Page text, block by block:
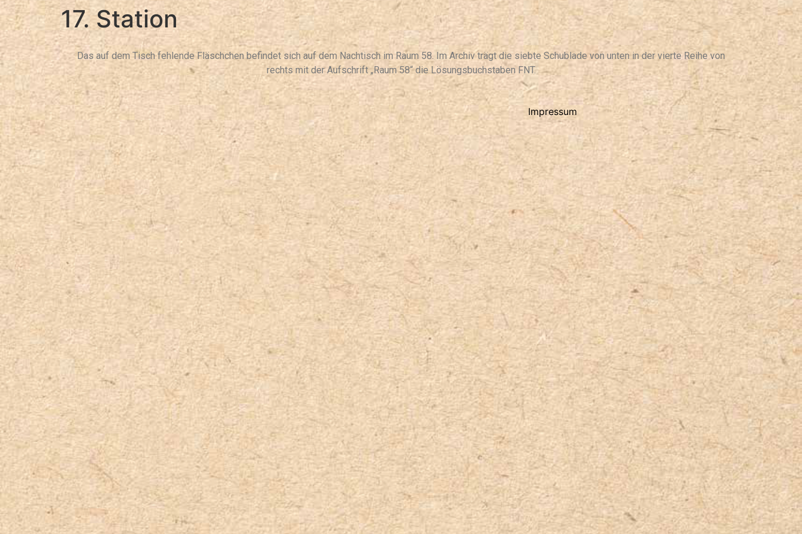
17. Station
Das auf dem Tisch fehlende Fläschchen befindet sich auf dem Nachtisch im Raum 58. Im Archiv trägt die siebte Schublade von unten in der vierte Reihe von
rechts mit der Aufschrift „Raum 58“ die Lösungsbuchstaben FNT.
Impressum